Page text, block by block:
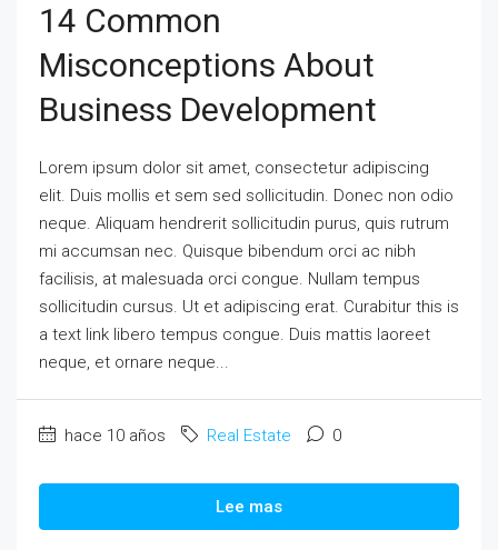
14 Common
Misconceptions About
Business Development
Lorem ipsum dolor sit amet, consectetur adipiscing
elit. Duis mollis et sem sed sollicitudin. Donec non odio
neque. Aliquam hendrerit sollicitudin purus, quis rutrum
mi accumsan nec. Quisque bibendum orci ac nibh
facilisis, at malesuada orci congue. Nullam tempus
sollicitudin cursus. Ut et adipiscing erat. Curabitur this is
a text link libero tempus congue. Duis mattis laoreet
neque, et ornare neque...
hace 10 años Real Estate 0
Lee mas